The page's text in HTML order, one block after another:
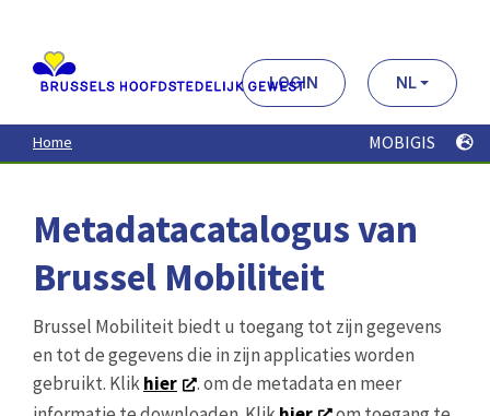
contenu
principal
LOGIN NL
Home MOBIGIS
Metadatacatalogus van
Brussel Mobiliteit
Brussel Mobiliteit biedt u toegang tot zijn gegevens
en tot de gegevens die in zijn applicaties worden
gebruikt. Klikhier
. om de metadata en meer